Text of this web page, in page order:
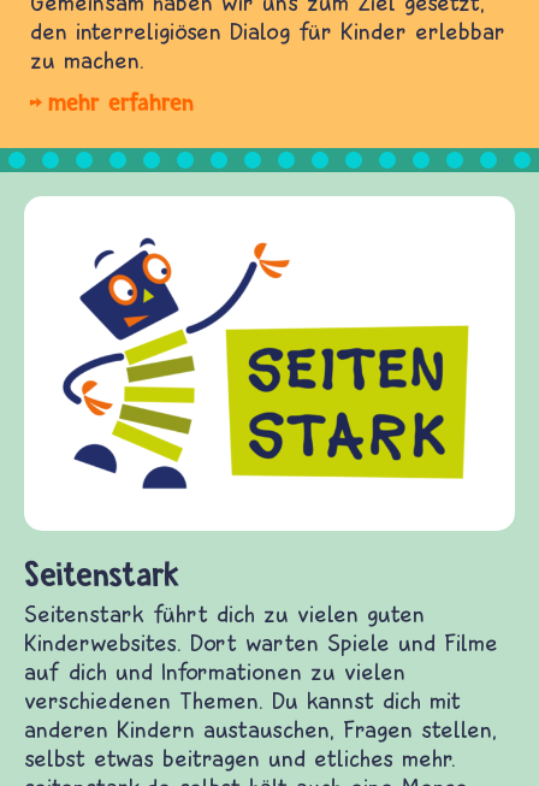
den interreligiösen Dialog für Kinder erlebbar
zu machen.
mehr erfahren
Frieden Fragen
frieden-fragen.de ist ein Internet-Angebot für
Kinder, Eltern und ErzieherInnen das zu
Fragen von Krieg und Frieden, Streit und
Gewalt informiert und einen Austausch zu
diesem Themenbereich ermöglicht. frieden-
fragen.de bietet Antworten auf wichtige
und Frieden, Streit und Gewalt.